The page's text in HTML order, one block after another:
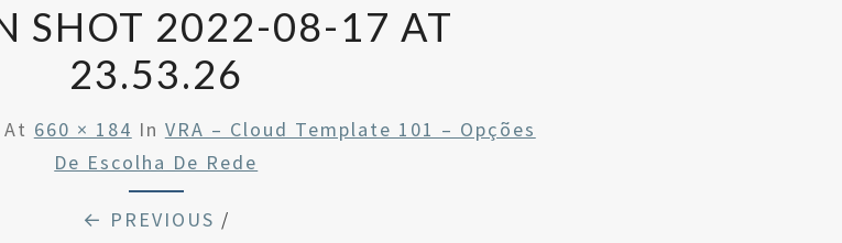
SHOT 2022-08-17 AT
23.53.26
At 660 × 184 In VRA – Cloud Template 101 – Opções
De Escolha De Rede
← PREVIOUS /